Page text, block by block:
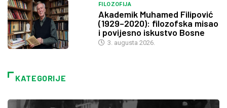
FILOZOFIJA
Akademik Muhamed Filipović
(1929–2020): filozofska misao
i povijesno iskustvo Bosne
3. augusta 2026.
KATEGORIJE